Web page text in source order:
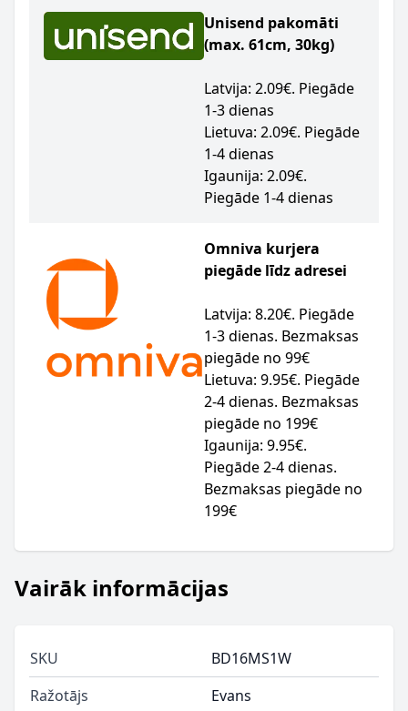
Unisend pakomāti
(max. 61cm, 30kg)
Latvija: 2.09€. Piegāde
1-3 dienas
Lietuva: 2.09€. Piegāde
1-4 dienas
Igaunija: 2.09€.
Piegāde 1-4 dienas
Omniva kurjera
piegāde līdz adresei
Latvija: 8.20€. Piegāde
1-3 dienas. Bezmaksas
piegāde no 99€
Lietuva: 9.95€. Piegāde
2-4 dienas. Bezmaksas
piegāde no 199€
Igaunija: 9.95€.
Piegāde 2-4 dienas.
Bezmaksas piegāde no
199€
Vairāk informācijas
SKU
BD16MS1W
Ražotājs
Evans